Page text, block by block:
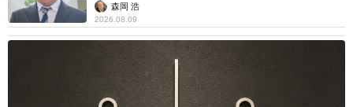
森岡 浩
2026.08.09